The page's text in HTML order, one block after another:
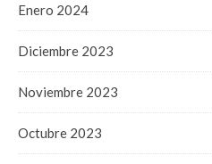
Enero 2024
Diciembre 2023
Noviembre 2023
Octubre 2023